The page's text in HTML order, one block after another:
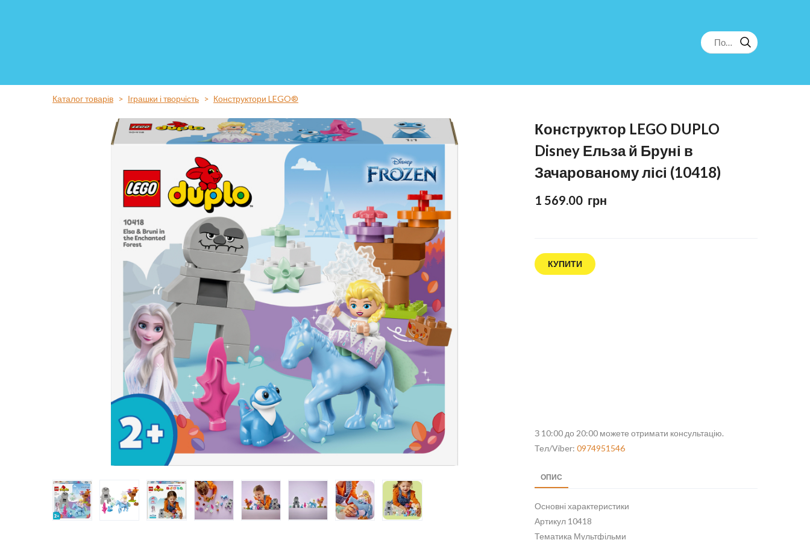
Каталог товарів Іграшки і творчість Конструктори LEGO®
Конструктор LEGO DUPLO
Disney Ельза й Бруні в
Зачарованому лісі (10418)
1 569.00  грн
КУПИТИ
З 10:00 до 20:00 можете отримати консультацію.
Тел/Viber: 0974951546
ОПИС
Основні характеристики
Артикул 10418
Тематика Мультфільми